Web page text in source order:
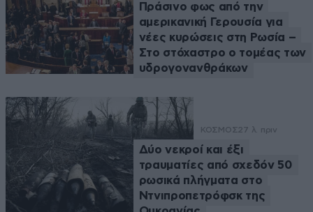
Πράσινο φως από την
αμερικανική Γερουσία για
νέες κυρώσεις στη Ρωσία –
Στο στόχαστρο ο τομέας των
υδρογονανθράκων
ΚΟΣΜΟΣ27 λ. πριν
Δύο νεκροί και έξι
τραυματίες από σχεδόν 50
ρωσικά πλήγματα στο
Ντνιπροπετρόφσκ της